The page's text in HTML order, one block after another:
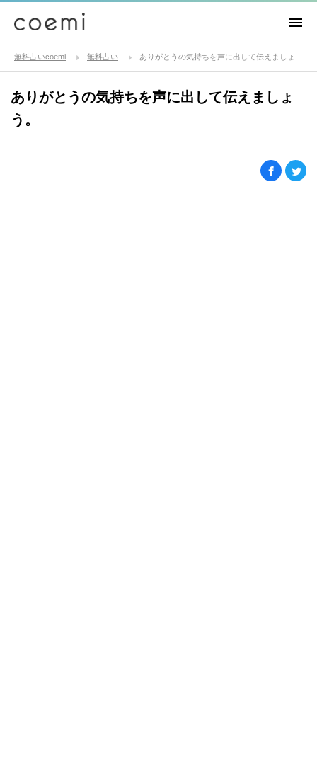
無料占いcoemi 無料占い
ありがとうの気持ちを声に出して伝えましょ
う。